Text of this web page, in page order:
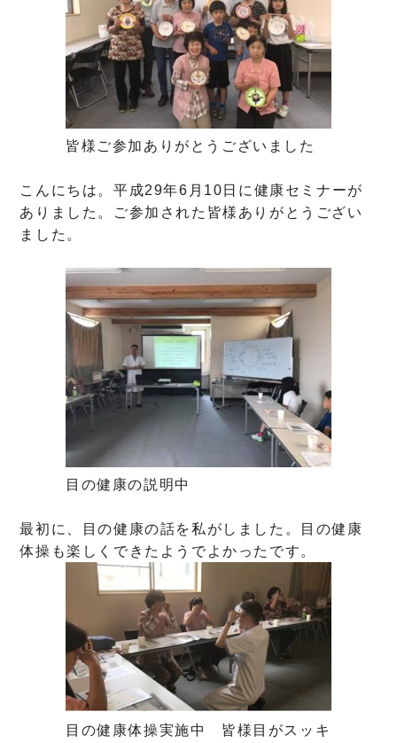
皆様ご参加ありがとうございました
こんにちは。平成29年6月10日に健康セミナーが
ありました。ご参加された皆様ありがとうござい
ました。
目の健康の説明中
最初に、目の健康の話を私がしました。目の健康
体操も楽しくできたようでよかったです。
目の健康体操実施中 皆様目がスッキ